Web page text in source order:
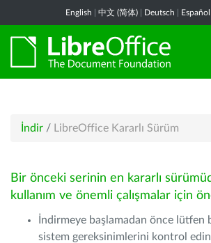
English 中文 (简体) Deutsch Español
İndir / LibreOffice Kararlı Sürüm
Bir önceki serinin en kararlı
kullanım ve önemli çalışmalar için
İndirmeye başlamadan önce lütfen
sistem gereksinimlerini kontrol